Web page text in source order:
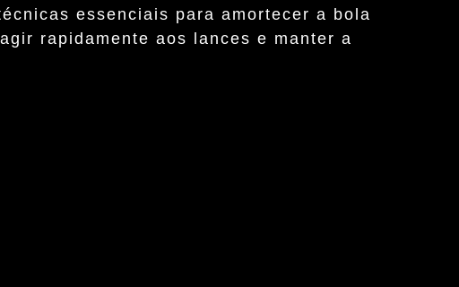
essenciais para amortecer a bola
rapidamente aos lances e manter a